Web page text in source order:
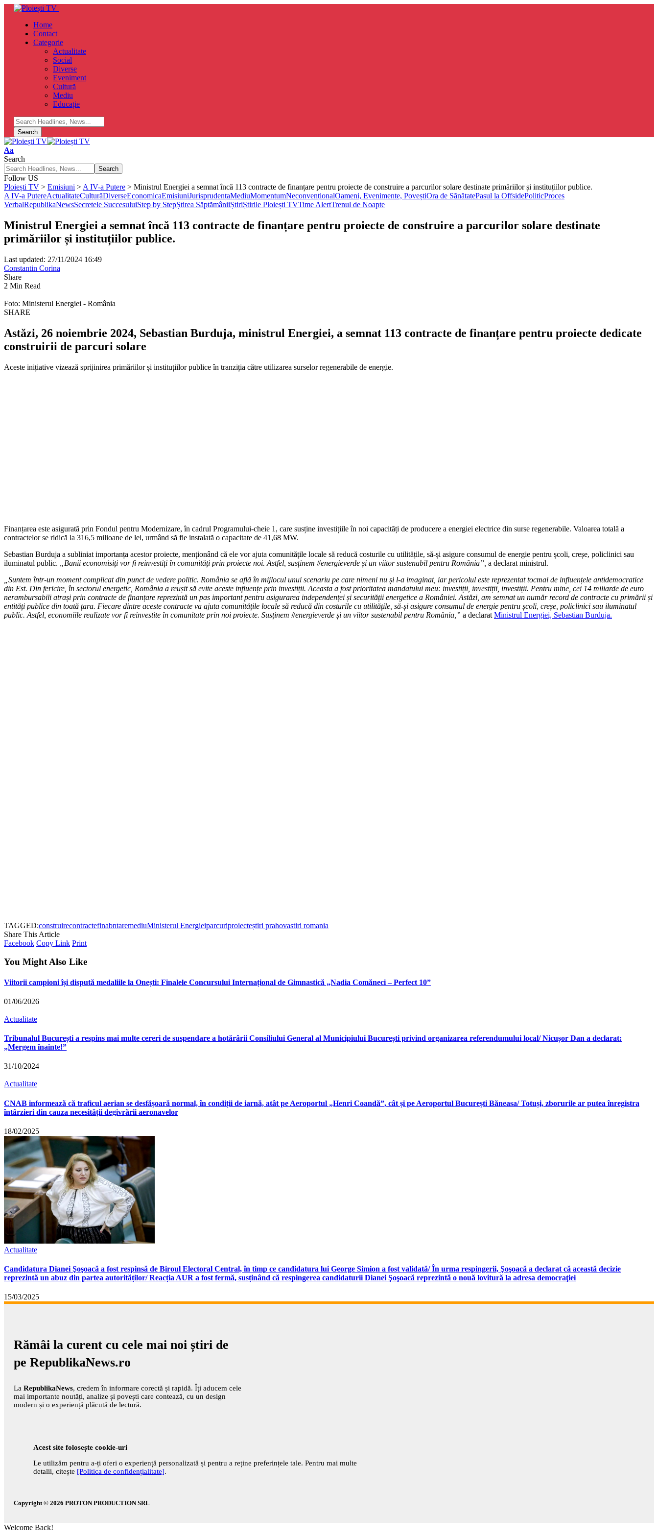
Home
Contact
Categorie
Actualitate
Social
Diverse
Eveniment
Cultură
Mediu
Educație
Font
Resizer
Aa
Search
Follow US
Ploiești TV > Emisiuni > A IV-a Putere > Ministrul Energiei a semnat încă 113 contracte de finanțare pentru proiecte de construire a parcurilor solare destinate primăriilor și instituțiilor publice.
A IV-a PutereActualitateCulturăDiverseEconomicaEmisiuniJurisprudențaMediuMomentumNeconvenționalOameni, Evenimente, PoveștiOra de SănătatePasul la OffsidePoliticProces
VerbalRepublikaNewsSecretele SuccesuluiStep by StepȘtirea SăptămâniiȘtiriȘtirile Ploiești TVTime AlertTrenul de Noapte
Ministrul Energiei a semnat încă 113 contracte de finanțare pentru proiecte de construire a parcurilor solare destinate
primăriilor și instituțiilor publice.
Last updated: 27/11/2024 16:49
Constantin Corina
Share
2 Min Read
Foto: Ministerul Energiei - România
SHARE
Astăzi, 26 noiembrie 2024, Sebastian Burduja, ministrul Energiei, a semnat 113 contracte de finanțare pentru proiecte dedicate
construirii de parcuri solare
Aceste inițiative vizează sprijinirea primăriilor și instituțiilor publice în tranziția către utilizarea surselor regenerabile de energie.
Finanțarea este asigurată prin Fondul pentru Modernizare, în cadrul Programului-cheie 1, care susține investițiile în noi capacități de producere a energiei electrice din surse regenerabile. Valoarea totală a
contractelor se ridică la 316,5 milioane de lei, urmând să fie instalată o capacitate de 41,68 MW.
Sebastian Burduja a subliniat importanța acestor proiecte, menționând că ele vor ajuta comunitățile locale să reducă costurile cu utilitățile, să-și asigure consumul de energie pentru școli, creșe, policlinici sau
iluminatul public.
„Banii economisiți vor fi reinvestiți în comunități prin proiecte noi. Astfel, susținem #energieverde și un viitor sustenabil pentru România”, a declarat ministrul.
„Suntem într-un moment complicat din punct de vedere politic. România se află în mijlocul unui scenariu pe care nimeni nu și l-a imaginat, iar pericolul este reprezentat tocmai de influențele antidemocratice
din Est. Din fericire, în sectorul energetic, România a reușit să evite aceste influențe prin investiții. Aceasta a fost prioritatea mandatului meu: investiții, investiții, investiții. Pentru mine, cei 14 miliarde de euro
nerambursabili atrași prin contracte de finanțare reprezintă un pas important pentru asigurarea independenței și securității energetice a României. Astăzi, am semnat un număr record de contracte cu primării și
entități publice din toată țara. Fiecare dintre aceste contracte va ajuta comunitățile locale să reducă din costurile cu utilitățile, să-și asigure consumul de energie pentru școli, creșe, policlinici sau iluminatul
public. Astfel, economiile realizate vor fi reinvestite în comunitate prin noi proiecte. Susținem #energieverde și un viitor sustenabil pentru România,” a declarat Ministrul Energiei, Sebastian Burduja.
TAGGED:construirecontractefinabntaremediuMinisterul Energieiparcuriproiecteștiri prahovastiri romania
Share This Article
Facebook Copy Link Print
You Might Also Like
Viitorii campioni își dispută medaliile la Onești: Finalele Concursului Internațional de Gimnastică „Nadia Comăneci – Perfect 10”
01/06/2026
Actualitate
Tribunalul București a respins mai multe cereri de suspendare a hotărârii Consiliului General al Municipiului București privind organizarea referendumului local/ Nicușor Dan a declarat:
„Mergem înainte!”
31/10/2024
Actualitate
CNAB informează că traficul aerian se desfășoară normal, în condiții de iarnă, atât pe Aeroportul „Henri Coandă”, cât și pe Aeroportul București Băneasa/ Totuși, zborurile ar putea înregistra
întârzieri din cauza necesității degivrării aeronavelor
18/02/2025
Actualitate
Candidatura Dianei Şoşoacă a fost respinsă de Biroul Electoral Central, în timp ce candidatura lui George Simion a fost validată/ În urma respingerii, Şoşoacă a declarat că această decizie
reprezintă un abuz din partea autorităților/ Reacția AUR a fost fermă, susținând că respingerea candidaturii Dianei Şoşoacă reprezintă o nouă lovitură la adresa democraţiei
15/03/2025
Rămâi la curent cu cele mai noi știri de
pe RepublikaNews.ro
La RepublikaNews, credem în informare corectă și rapidă. Îți aducem cele
mai importante noutăți, analize și povești care contează, cu un design
modern și o experiență plăcută de lectură.
Acest site folosește cookie-uri
Le utilizăm pentru a-ți oferi o experiență personalizată și pentru a reține preferințele tale. Pentru mai multe
detalii, citește [Politica de confidențialitate].
Copyright © 2026 PROTON PRODUCTION SRL
Welcome Back!